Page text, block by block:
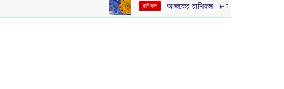
রাশিফল আজকের রাশিফল :‌ ‌‌৮ আগস্ট, ২০২৬